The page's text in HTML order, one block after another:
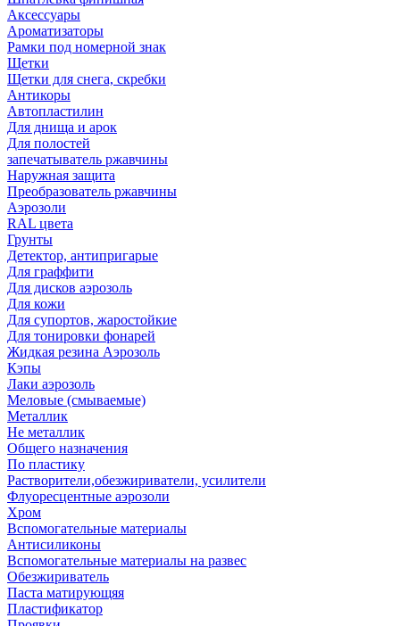
Аксессуары
Ароматизаторы
Рамки под номерной знак
Щетки
Щетки для снега, скребки
Антикоры
Автопластилин
Для днища и арок
Для полостей
запечатыватель ржавчины
Наружная защита
Преобразователь ржавчины
Аэрозоли
RAL цвета
Грунты
Детектор, антипригарые
Для граффити
Для дисков аэрозоль
Для кожи
Для супортов, жаростойкие
Для тонировки фонарей
Жидкая резина Аэрозоль
Кэпы
Лаки аэрозоль
Меловые (смываемые)
Металлик
Не металлик
Общего назначения
По пластику
Растворители,обезжириватели, усилители
Флуоресцентные аэрозоли
Хром
Вспомогательные материалы
Антисиликоны
Вспомогательные материалы на развес
Обезжириватель
Паста матирующяя
Пластификатор